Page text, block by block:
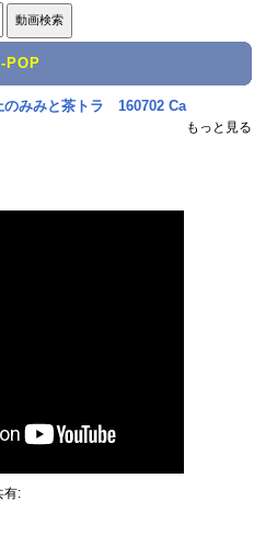
POP
のみみと茶トラ 160702 Ca
もっと見る
有: